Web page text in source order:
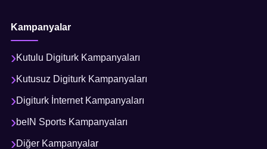
Kampanyalar
Kutulu Digiturk Kampanyaları
Kutusuz Digiturk Kampanyaları
Digiturk İnternet Kampanyaları
beIN Sports Kampanyaları
Diğer Kampanyalar